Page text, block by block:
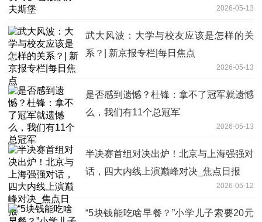
2026-05-13
武大风波：大学与校友应该是怎样的关
系？| 新京报专栏|每日焦点
2026-05-13
是否感到遗憾？杜锋：拿不了冠军就遗憾
么，我们有11个总冠军
2026-05-13
半决赛首组对决出炉！北京与上海强强对
话，四大内线上演巅峰对决_焦点日报
2026-05-12
“5块钱能吃啥早餐？”小学儿子索要20元